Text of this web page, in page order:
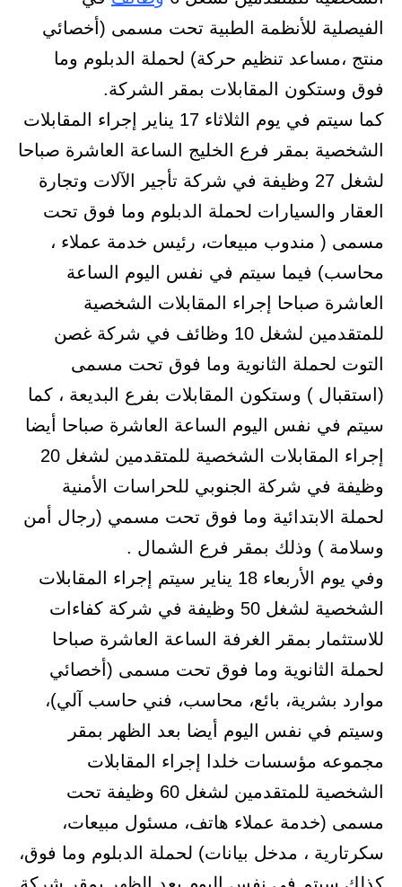
الفيصلية للأنظمة الطبية تحت مسمى (أخصائي
منتج ،مساعد تنظيم حركة) لحملة الدبلوم وما
فوق وستكون المقابلات بمقر الشركة.
كما سيتم في يوم الثلاثاء 17 يناير إجراء المقابلات
الشخصية بمقر فرع الخليج الساعة العاشرة صباحا
لشغل 27 وظيفة في شركة تأجير الآلات وتجارة
العقار والسيارات لحملة الدبلوم وما فوق تحت
مسمى ( مندوب مبيعات، رئيس خدمة عملاء ،
محاسب) فيما سيتم في نفس اليوم الساعة
العاشرة صباحا إجراء المقابلات الشخصية
للمتقدمين لشغل 10 وظائف في شركة غصن
التوت لحملة الثانوية وما فوق تحت مسمى
(استقبال ) وستكون المقابلات بفرع البديعة ، كما
سيتم في نفس اليوم الساعة العاشرة صباحا أيضا
إجراء المقابلات الشخصية للمتقدمين لشغل 20
وظيفة في شركة الجنوبي للحراسات الأمنية
لحملة الابتدائية وما فوق تحت مسمي (رجال أمن
وسلامة ) وذلك بمقر فرع الشمال .
وفي يوم الأربعاء 18 يناير سيتم إجراء المقابلات
الشخصية لشغل 50 وظيفة في شركة كفاءات
للاستثمار بمقر الغرفة الساعة العاشرة صباحا
لحملة الثانوية وما فوق تحت مسمى (أخصائي
موارد بشرية، بائع، محاسب، فني حاسب آلي)،
وسيتم في نفس اليوم أيضا بعد الظهر بمقر
مجموعه مؤسسات خلدا إجراء المقابلات
الشخصية للمتقدمين لشغل 60 وظيفة تحت
مسمى (خدمة عملاء هاتف، مسئول مبيعات،
سكرتارية ، مدخل بيانات) لحملة الدبلوم وما فوق،